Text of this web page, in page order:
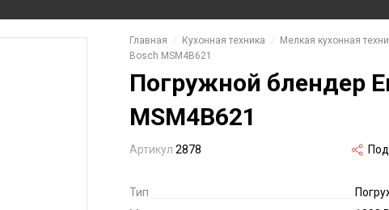
Главная Кухонная техника Мелкая кухонная
Bosch MSM4B621
Погружной блендер
MSM4B621
Артикул 2878
Тип